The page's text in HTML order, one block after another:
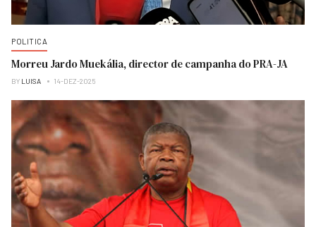
POLITICA
Morreu Jardo Muekália, director de campanha do PRA-JA
BY LUISA 14-DEZ-2025